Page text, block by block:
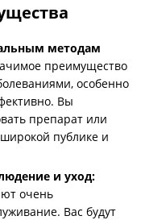
методам
преимущество
особенно
Вы
препарат или
публике и
и уход:
очень
Вас будут